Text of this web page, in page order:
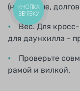
(надежные,
Вес. Для
для даунхилла -
Проверьте
рамой и вилкой.
КНОПКА
ЗВ'ЯЗКУ